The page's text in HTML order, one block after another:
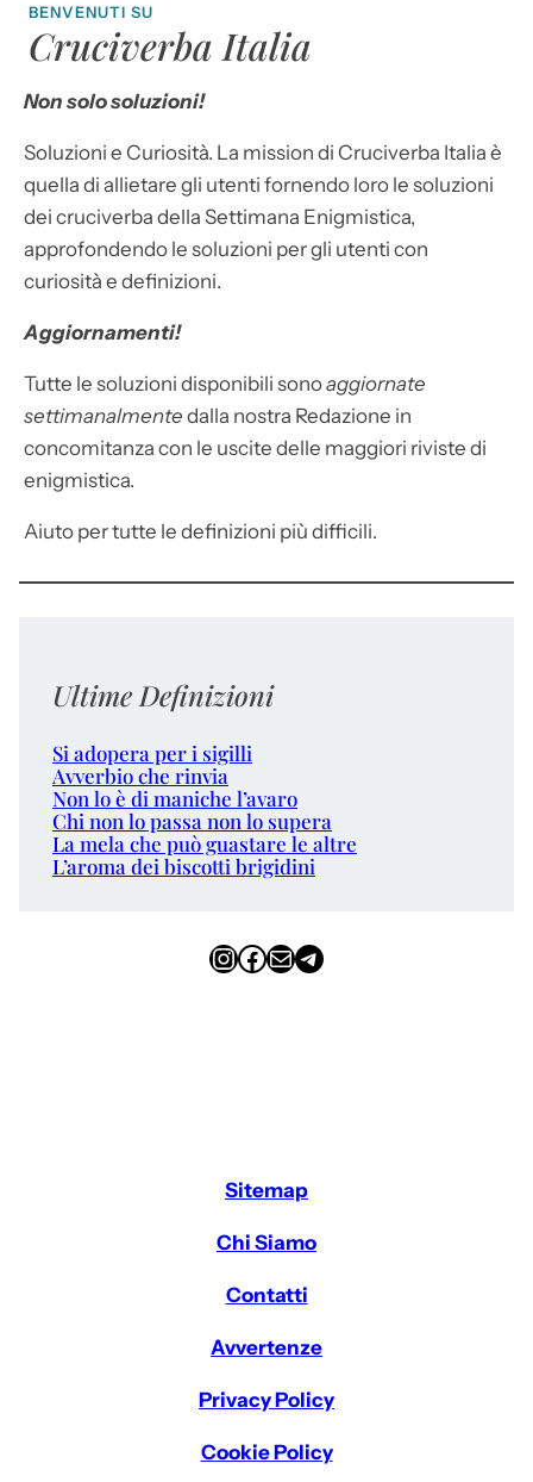
BENVENUTI SU
Cruciverba Italia
Non solo soluzioni!
Soluzioni e Curiosità. La mission di Cruciverba Italia è
quella di allietare gli utenti fornendo loro le soluzioni
dei cruciverba della Settimana Enigmistica,
approfondendo le soluzioni per gli utenti con
curiosità e definizioni.
Aggiornamenti!
Tutte le soluzioni disponibili sonoaggiornate
settimanalmente dalla nostra Redazione in
concomitanza con le uscite delle maggiori riviste di
enigmistica.
Aiuto per tutte le definizioni più difficili.
Ultime Definizioni
Si adopera per i sigilli
Avverbio che rinvia
Non lo è di maniche l’avaro
Chi non lo passa non lo supera
La mela che può guastare le altre
L’aroma dei biscotti brigidini
InstagramFacebook Email Telegram
Sitemap
Chi Siamo
Contatti
Avvertenze
Privacy Policy
Cookie Policy